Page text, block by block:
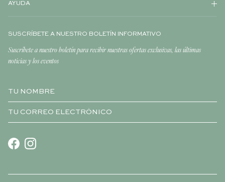
AYUDA
SUSCRÍBETE A NUESTRO BOLETÍN INFORMATIVO
Suscríbete a nuestro boletín para recibir nuestras ofertas exclusivas, las últimas
noticias y los eventos
FacebookInstagram